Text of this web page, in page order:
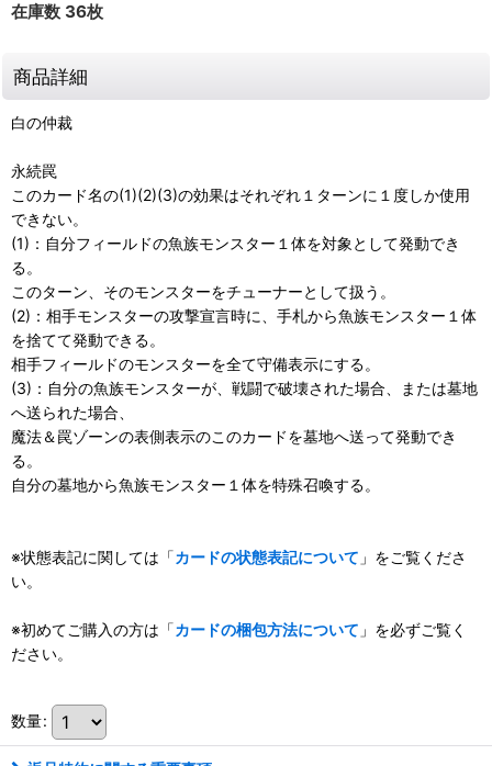
在庫数 36枚
商品詳細
白の仲裁
永続罠
このカード名の(1)(2)(3)の効果はそれぞれ１ターンに１度しか使用
できない。
(1)：自分フィールドの魚族モンスター１体を対象として発動でき
る。
このターン、そのモンスターをチューナーとして扱う。
(2)：相手モンスターの攻撃宣言時に、手札から魚族モンスター１体
を捨てて発動できる。
相手フィールドのモンスターを全て守備表示にする。
(3)：自分の魚族モンスターが、戦闘で破壊された場合、または墓地
へ送られた場合、
魔法＆罠ゾーンの表側表示のこのカードを墓地へ送って発動でき
る。
自分の墓地から魚族モンスター１体を特殊召喚する。
※状態表記に関しては「カードの状態表記について 」をご覧くださ
い。
※初めてご購入の方は「カードの梱包方法について 」を必ずご覧く
ださい。
数量: